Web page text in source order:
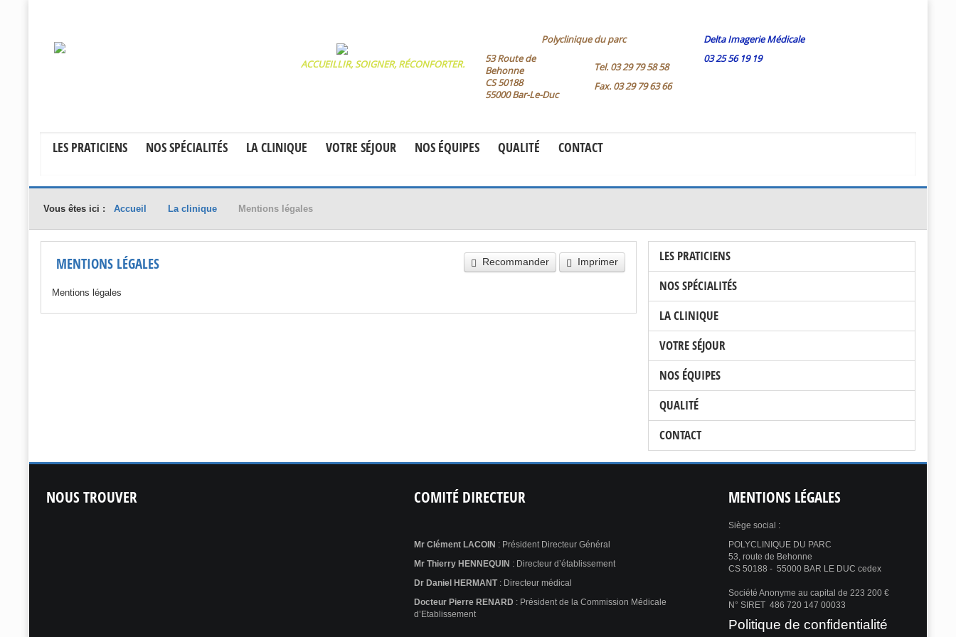
ACCUEILLIR, SOIGNER, RÉCONFORTER.
Polyclinique du parc
53 Route de
Behonne
CS 50188
55000 Bar-Le-Duc
Tel. 03 29 79 58 58
Fax. 03 29 79 63 66
Delta Imagerie Médicale
03 25 56 19 19
LES PRATICIENS NOS SPÉCIALITÉS LA CLINIQUE VOTRE SÉJOUR NOS ÉQUIPES QUALITÉ CONTACT
Vous êtes ici : Accueil La clinique Mentions légales
Recommander Imprimer
MENTIONS LÉGALES
Mentions légales
LES PRATICIENS
NOS SPÉCIALITÉS
LA CLINIQUE
VOTRE SÉJOUR
NOS ÉQUIPES
QUALITÉ
CONTACT
NOUSTROUVER COMITÉ DIRECTEUR
Mr Clément LACOIN : Président Directeur Général
Mr Thierry HENNEQUIN : Directeur d’établissement
Dr Daniel HERMANT: Directeur médical
Docteur Pierre RENARD : Président de la Commission Médicale
d’Etablissement
MENTIONS LÉGALES
Siège social :
POLYCLINIQUE DU PARC
53, route de Behonne
CS 50188 - 55000 BAR LE DUC cedex
Société Anonyme au capital de 223 200 €
N° SIRET 486 720 147 00033
Politique de confidentialité